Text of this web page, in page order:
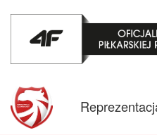
Mistrzowskie
karne z
Pucharowa
przygoda trwa w